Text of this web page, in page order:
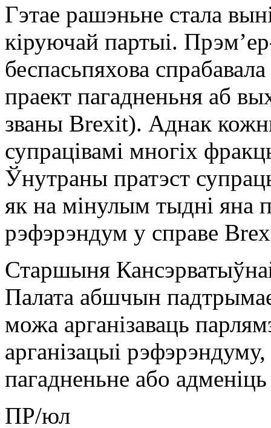
Гэтае рашэньне стала
кіруючай партыі.
беспасьпяхова
праект пагадненьня аб
званы Brexit). Аднак
супрацівамі многіх
Ўнутраны пратэст
як на мінулым тыдні яна
рэфэрэндум у справе
Старшыня
Палата абшчын
можа арганізаваць
арганізацыі рэфэрэндуму,
пагадненьне або
ПР/юл